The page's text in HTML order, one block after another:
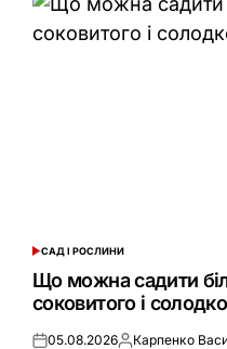
ОПУБЛІКУВАТИ
У
САД І РОСЛИНИ
Що можна садити
соковитого і
05.08.2026 Карпенко